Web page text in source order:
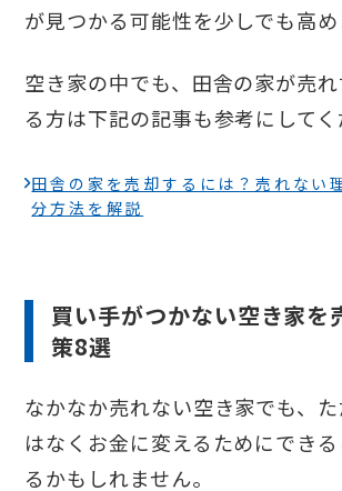
が見つかる可能性を少しでも高め
空き家の中でも、田舎の家が売
る方は下記の記事も参考にしてく
田舎の家を売却するには？売れない
分方法を解説
買い手がつかない空き家を
策8選
なかなか売れない空き家でも、
はなくお金に変えるためにでき
るかもしれません。